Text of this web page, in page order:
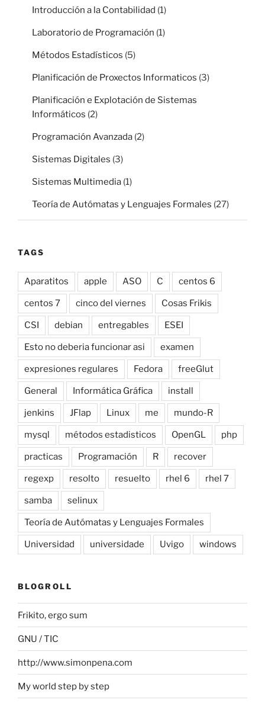
Introducción a la Contabilidad (1)
Laboratorio de Programación (1)
Métodos Estadísticos (5)
Planificación de Proxectos Informaticos (3)
Planificación e Explotación de Sistemas
Informáticos (2)
Programación Avanzada (2)
Sistemas Digitales (3)
Sistemas Multimedia (1)
Teoría de Autómatas y Lenguajes Formales (27)
TAGS
Aparatitos apple ASO C centos 6
centos 7 cinco del viernes Cosas Frikis
CSI debian entregables ESEI
Esto no deberia funcionar asi examen
expresiones regulares Fedora freeGlut
General Informática Gráfica install
jenkins JFlap Linux me mundo-R
mysql métodos estadisticos OpenGL php
practicas Programación R recover
regexp resolto resuelto rhel 6 rhel 7
samba selinux
Teoría de Autómatas y Lenguajes Formales
Universidad universidade Uvigo windows
BLOGROLL
Frikito, ergo sum
GNU / TIC
http://www.simonpena.com
My world step by step